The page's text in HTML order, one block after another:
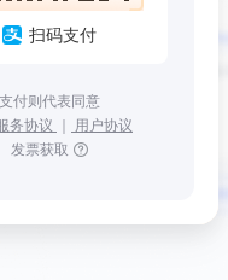
扫码支付
支付则代表同意
务协议 ｜ 用户协议
发票获取